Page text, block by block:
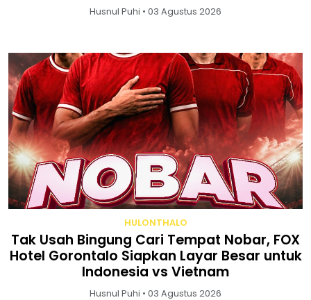
Husnul Puhi • 03 Agustus 2026
HULONTHALO
Tak Usah Bingung Cari Tempat Nobar, FOX
Hotel Gorontalo Siapkan Layar Besar untuk
Indonesia vs Vietnam
Husnul Puhi • 03 Agustus 2026